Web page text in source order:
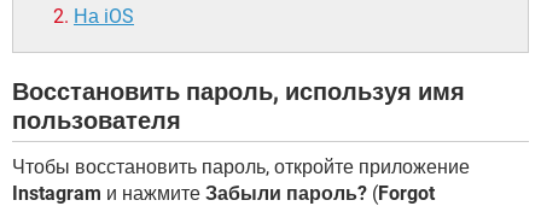
На iOS
Восстановить пароль, используя имя
пользователя
Чтобы восстановить пароль, откройте приложение
Instagram и нажмите Забыли пароль? (Forgot